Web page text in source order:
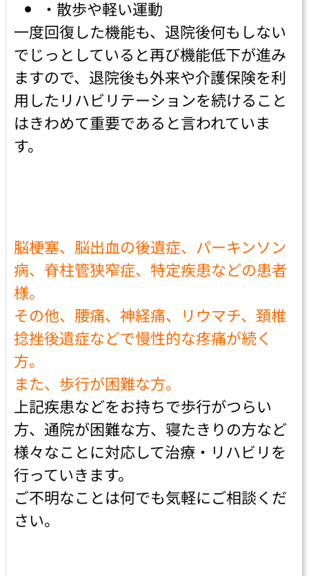
・散歩や軽い運動
一度回復した機能も、退院後何もしない
でじっとしていると再び機能低下が進み
ますので、退院後も外来や介護保険を利
用したリハビリテーションを続けること
はきわめて重要であると言われていま
す。
脳梗塞、脳出血の後遺症、パーキンソン
病、脊柱管狭窄症、特定疾患などの患者
様。
その他、腰痛、神経痛、リウマチ、頚椎
捻挫後遺症などで慢性的な疼痛が続く
方。
また、歩行が困難な方。
上記疾患などをお持ちで歩行がつらい
方、通院が困難な方、寝たきりの方など
様々なことに対応して治療・リハビリを
行っていきます。
ご不明なことは何でも気軽にご相談くだ
さい。